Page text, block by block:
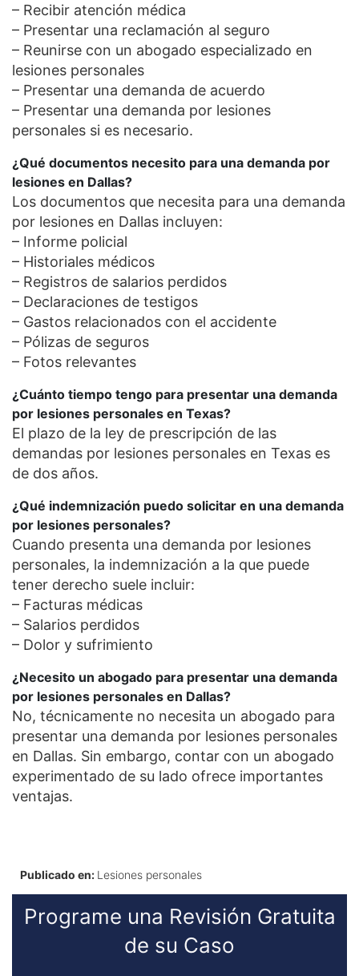
– Recibir atención médica
– Presentar una reclamación al seguro
– Reunirse con un abogado especializado en
lesiones personales
– Presentar una demanda de acuerdo
– Presentar una demanda por lesiones
personales si es necesario.
¿Qué documentos necesito para una demanda por
lesiones en Dallas?
Los documentos que necesita para una demanda
por lesiones en Dallas incluyen:
– Informe policial
– Historiales médicos
– Registros de salarios perdidos
– Declaraciones de testigos
– Gastos relacionados con el accidente
– Pólizas de seguros
– Fotos relevantes
¿Cuánto tiempo tengo para presentar una demanda
por lesiones personales en Texas?
El plazo de la ley de prescripción de las
demandas por lesiones personales en Texas es
de dos años.
¿Qué indemnización puedo solicitar en una demanda
por lesiones personales?
Cuando presenta una demanda por lesiones
personales, la indemnización a la que puede
tener derecho suele incluir:
– Facturas médicas
– Salarios perdidos
– Dolor y sufrimiento
¿Necesito un abogado para presentar una demanda
por lesiones personales en Dallas?
No, técnicamente no necesita un abogado para
presentar una demanda por lesiones personales
en Dallas. Sin embargo, contar con un abogado
experimentado de su lado ofrece importantes
ventajas.
Publicado en: Lesiones personales
Programe una Revisión Gratuita
de su Caso